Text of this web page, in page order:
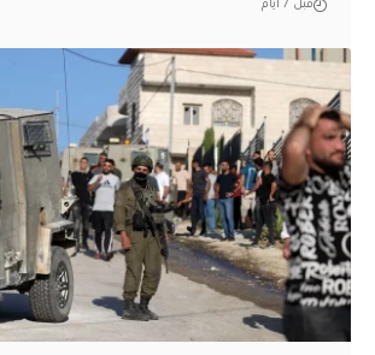
قبل 7 أيام